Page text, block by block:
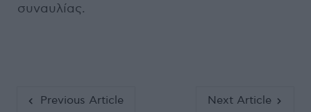
συναυλίας.
Previous Article Next Article